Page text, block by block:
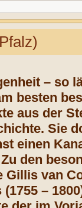
– so
besten
aus der
Sie
einen
den
Gillis van
–